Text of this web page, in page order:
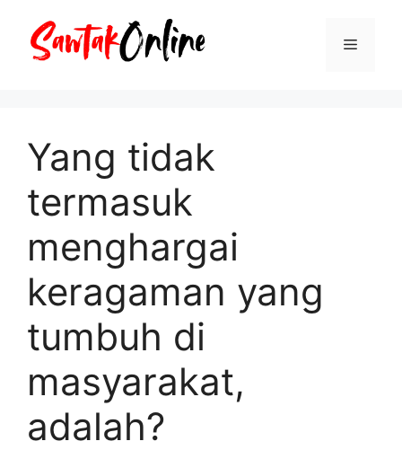
Menu
Yang tidak
termasuk
menghargai
keragaman yang
tumbuh di
masyarakat,
adalah?